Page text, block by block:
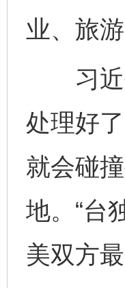
业、旅
习近
处理好
就会碰
地。“台
美双方